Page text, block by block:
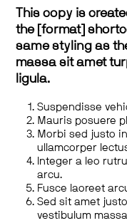
This copy is
the [format]
same styling as
massa sit amet
ligula.
Suspendisse
Mauris posuere
Morbi sed justo
ullamcorper
Integer a leo
arcu.
Fusce laoreet
Sed sit amet
vestibulum